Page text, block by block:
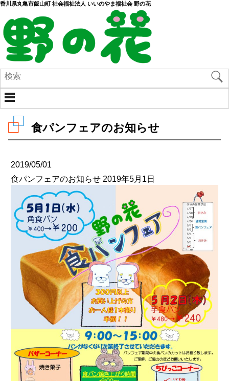
香川県丸亀市飯山町 社会福祉法人 いいのやま福祉会 野の花
食パンフェアのお知らせ
2019/05/01
食パンフェアのお知らせ 2019年5月1日